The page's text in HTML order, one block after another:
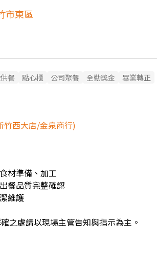
市東區
餐 點心櫃 公司聚餐 全勤獎金 畢業轉正
竹西大店/金泉商行)
材準備、加工
餐品質完整確認
維護
之處請以現場主管告知與指示為主。